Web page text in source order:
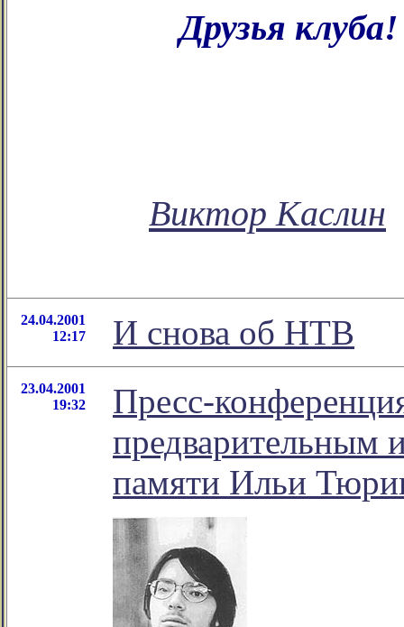
Друзья
Виктор Каслин
24.04.2001
12:17
И снова об НТВ
23.04.2001
19:32
Пресс-
предварительным
памяти Ильи